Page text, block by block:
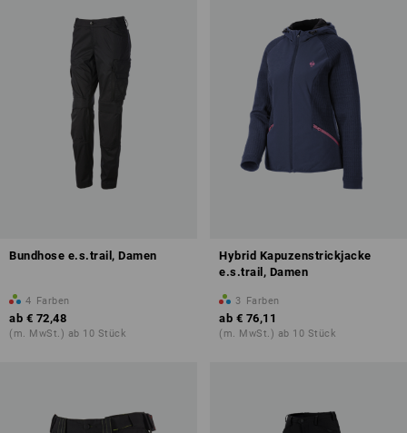
Bundhose e.s.trail, Damen
4 Farben
ab € 72,48
(m. MwSt.) ab 10 Stück
Hybrid Kapuzenstrickjacke
e.s.trail, Damen
3 Farben
ab € 76,11
(m. MwSt.) ab 10 Stück